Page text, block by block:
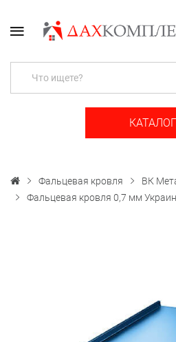
КАТАЛОГ
Фальцевая кровля
ВК
Фальцевая кровля 0,7 мм